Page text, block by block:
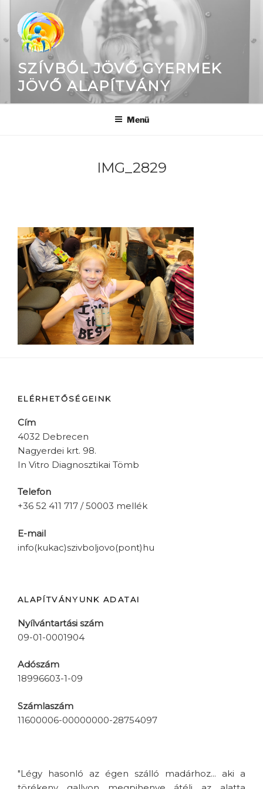
SZÍVBŐL JÖVŐ GYERMEK
JÖVŐ ALAPÍTVÁNY
Menü
IMG_2829
ELÉRHETŐSÉGEINK
Cím
4032 Debrecen
Nagyerdei krt. 98.
In Vitro Diagnosztikai Tömb
Telefon
+36 52 411 717 / 50003 mellék
E-mail
info(kukac)szivboljovo(pont)hu
ALAPÍTVÁNYUNK ADATAI
Nyílvántartási szám
09-01-0001904
Adószám
18996603-1-09
Számlaszám
11600006-00000000-28754097
"Légy hasonló az égen szálló madárhoz... aki a